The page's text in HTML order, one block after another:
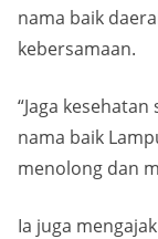
nama baik
kebersamaan.
“Jaga
nama baik
menolong dan
Ia juga